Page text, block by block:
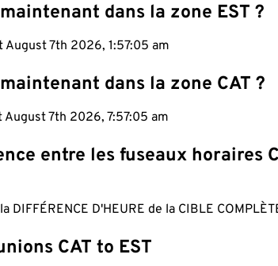
dans la zone EST ?
August 7th 2026, 1:57:06 am
dans la zone CAT ?
August 7th 2026, 7:57:06 am
entre les fuseaux horaires
DIFFÉRENCE D'HEURE de la CIBLE
CAT to EST